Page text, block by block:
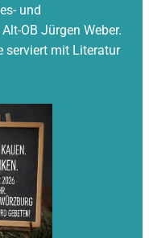
und
OB Jürgen Weber.
serviert mit Literatur